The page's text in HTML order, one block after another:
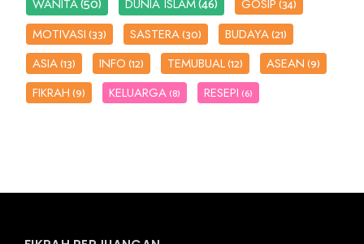
WANITA(50) DUNIA ISLAM(46) GOSIP(34)
MOTIVASI(33) SASTERA(30) BUDAYA(21)
ASIA(13) INFO(12) TEMUBUAL(12) ASEAN(9)
FIKRAH(9) KELUARGA (8) RESEPI (6)